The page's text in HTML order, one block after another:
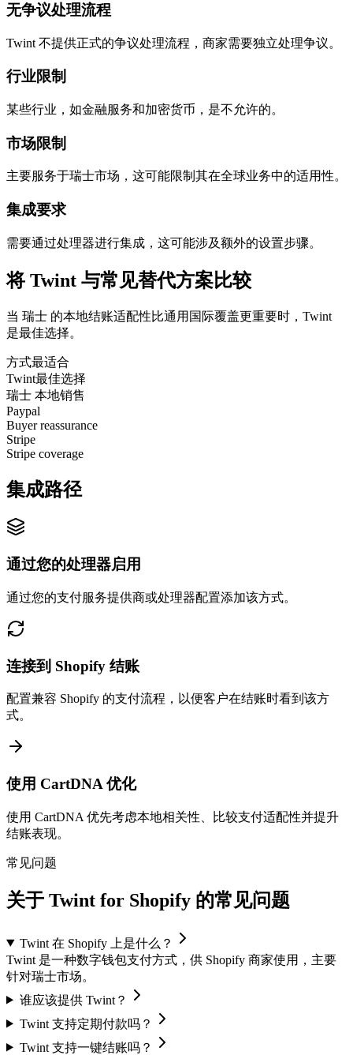
无争议处理流程
Twint 不提供正式的争议处理流程，商家需要独立处理争议。
行业限制
某些行业，如金融服务和加密货币，是不允许的。
市场限制
主要服务于瑞士市场，这可能限制其在全球业务中的适用性。
集成要求
需要通过处理器进行集成，这可能涉及额外的设置步骤。
将 Twint 与常见替代方案比较
当 瑞士 的本地结账适配性比通用国际覆盖更重要时，Twint
是最佳选择。
方式最适合
Twint最佳选择
瑞士 本地销售
Paypal
Buyer reassurance
Stripe
Stripe coverage
集成路径
通过您的处理器启用
通过您的支付服务提供商或处理器配置添加该方式。
连接到 Shopify 结账
配置兼容 Shopify 的支付流程，以便客户在结账时看到该方
式。
使用 CartDNA 优化
使用 CartDNA 优先考虑本地相关性、比较支付适配性并提升
结账表现。
常见问题
关于 Twint for Shopify 的常见问题
Twint 在 Shopify 上是什么？
Twint 是一种数字钱包支付方式，供 Shopify 商家使用，主要
针对瑞士市场。
谁应该提供 Twint？
Twint 支持定期付款吗？
Twint 支持一键结账吗？